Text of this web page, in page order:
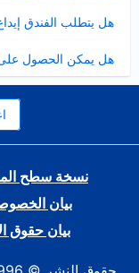
هل يتطلب الفندق
مصغر
هل يمكن الحصول
مصغر
نسخة سطح
بيان
بيان حقوق